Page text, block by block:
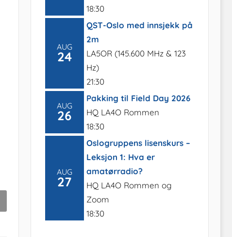
18:30
AUG
24
QST-Oslo med innsjekk på
2m
LA5OR (145.600 MHz & 123
Hz)
21:30
AUG
26
Pakking til Field Day 2026
HQ LA4O Rommen
18:30
AUG
27
Oslogruppens lisenskurs –
Leksjon 1: Hva er
amatørradio?
HQ LA4O Rommen og
Zoom
18:30